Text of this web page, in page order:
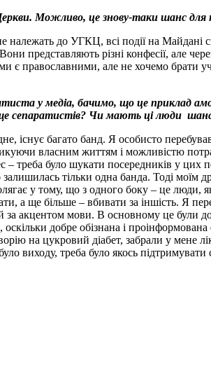
Можливо, це знову-таки шанс для
до УГКЦ, всі події на Майдані
представляють різні конфесії, але
є православними, але не хочемо брати
у медіа, бачимо, що це приклад
сепаратистів? Чи мають ці люди шанс
існує багато банд. Я особисто
власним життям і можливістю
було шукати посередників у цих
тільки одна банда. Тоді моїм
у тому, що з одного боку – це люди,
а ще більше – вбивати за іншість. Я
акцентом мови. В основному це були
добре обізнана і
на цукровий діабет, забрали у мене
виходу, треба було якось